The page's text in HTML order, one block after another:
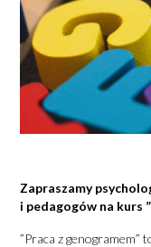
Zapraszamy
i pedagogów na kurs
”Praca z